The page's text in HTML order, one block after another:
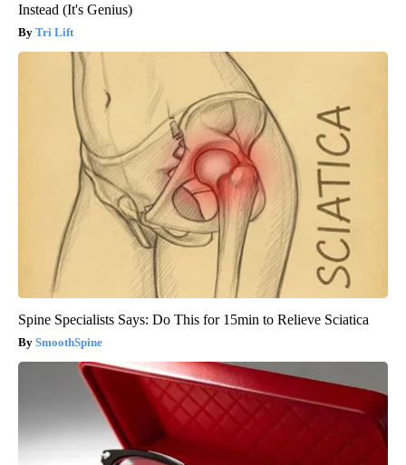
Instead (It's Genius)
Tri Lift
Spine Specialists Says: Do This for 15min to Relieve Sciatica
SmoothSpine